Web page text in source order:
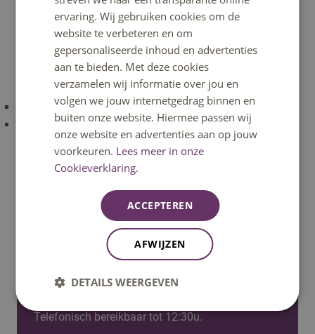
Ben jij op zoek naar een interessant
onderzoeksvraagstuk voor je afstuderen? Wil jij met
jouw onderzoek bijdragen aan een groter praktijkgericht
onderzoek? Kijk dan hieronder naar de vacatures die nog
Onderzoeksvraagstuk 1
Onderzoeksvraagstuk 2
Mocht je vragen hebben, neem dan contact op met
Mariëlle Rosendaal (lectoraattalent@fontys.nl
Heb je een vraag?
Het klantcontactcentrum helpt je graag verder.
Telefonisch bereikbaar tot 12:30u.
ervaring. Wij gebruiken cookies om de
website te verbeteren en om
gepersonaliseerde inhoud en advertenties
aan te bieden. Met deze cookies
verzamelen wij informatie over jou en
volgen we jouw internetgedrag binnen en
buiten onze website. Hiermee passen wij
onze website en advertenties aan op jouw
voorkeuren. Lees meer in onze
Cookieverklaring.
ACCEPTEREN
AFWIJZEN
DETAILS WEERGEVEN